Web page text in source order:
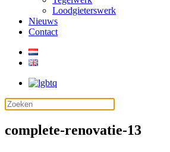
Loodgieterswerk
Nieuws
Contact
complete-renovatie-13